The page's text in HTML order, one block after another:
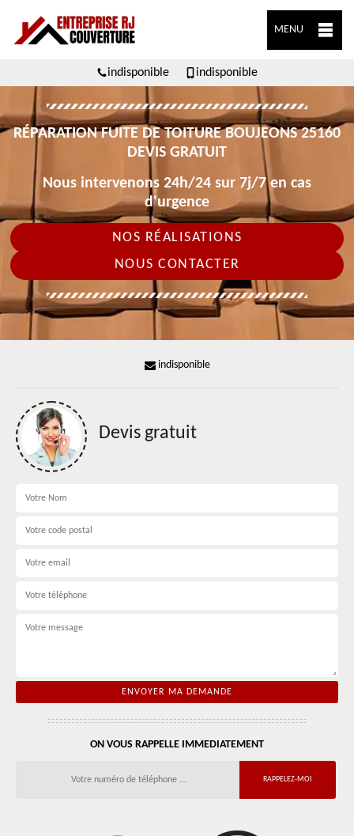
MENU
indisponible indisponible
RÉPARATION FUITE DE TOITURE BOUJEONS 25160
DEVIS GRATUIT
Nous intervenons 24h/24 sur 7j/7 en cas
d'urgence
NOS RÉALISATIONS
NOUS CONTACTER
indisponible
Devis gratuit
ON VOUS RAPPELLE IMMEDIATEMENT